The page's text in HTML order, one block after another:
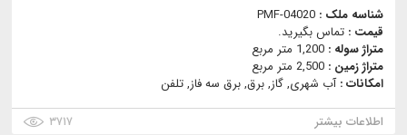
شناسه ملک : PMF-04020
قیمت : تماس بگیرید.
متراژ سوله : 1,200 متر مربع
متراژ زمین : 2,500 متر مربع
امکانات :آب شهری, گاز, برق, برق سه فاز, تلفن
اطلاعات بیشتر
۳۷۱۷